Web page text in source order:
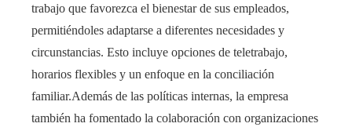
trabajo que favorezca el bienestar de sus empleados,
permitiéndoles adaptarse a diferentes necesidades y
circunstancias. Esto incluye opciones de teletrabajo,
horarios flexibles y un enfoque en la conciliación
familiar.Además de las políticas internas, la empresa
también ha fomentado la colaboración con organizaciones